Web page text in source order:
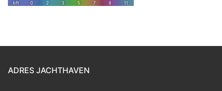
ADRES JACHTHAVEN